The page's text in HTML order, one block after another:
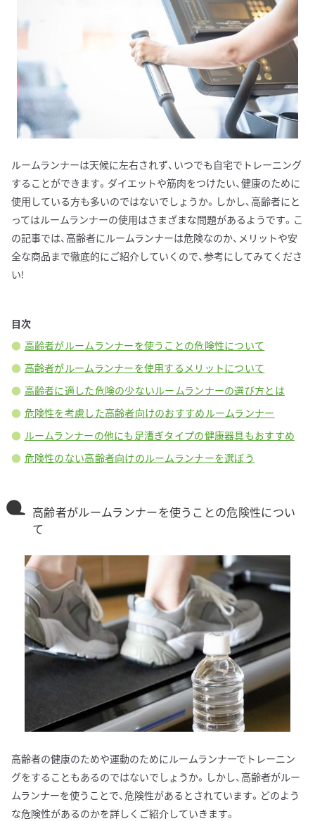
ルームランナーは天候に左右されず、いつでも自宅でトレーニング
することができます。ダイエットや筋肉をつけたい、健康のために
使用している方も多いのではないでしょうか。しかし、高齢者にと
ってはルームランナーの使用はさまざまな問題があるようです。こ
の記事では、高齢者にルームランナーは危険なのか、メリットや安
全な商品まで徹底的にご紹介していくので、参考にしてみてくださ
い!
目次
高齢者がルームランナーを使うことの危険性について
高齢者がルームランナーを使用するメリットについて
高齢者に適した危険の少ないルームランナーの選び方とは
危険性を考慮した高齢者向けのおすすめルームランナー
ルームランナーの他にも足漕ぎタイプの健康器具もおすすめ
危険性のない高齢者向けのルームランナーを選ぼう
高齢者がルームランナーを使うことの危険性につい
て
高齢者の健康のためや運動のためにルームランナーでトレーニン
グをすることもあるのではないでしょうか。しかし、高齢者がルー
ムランナーを使うことで、危険性があるとされています。どのよう
な危険性があるのかを詳しくご紹介していきます。